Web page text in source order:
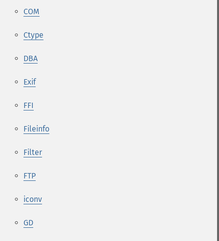
COM
Ctype
DBA
Exif
FFI
Fileinfo
Filter
FTP
iconv
GD